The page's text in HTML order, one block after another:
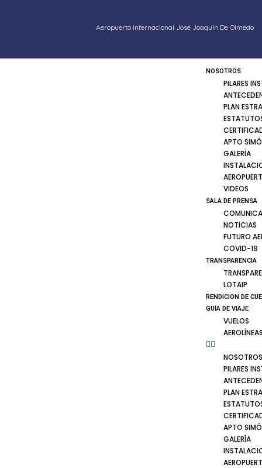
Aeropuerto Internacional José Joaquín De Olmedo
NOSOTROS
PILARES
PLAN
APTO
GALERÍA
VIDEOS
SALA DE PRENSA
NOTICIAS
FUTURO
COVID-19
TRANSPARENCIA
LOTAIP
RENDICION DE
GUÍA DE VIAJE
VUELOS
AEROLÍNEAS
NOSOTROS
PILARES
PLAN
APTO
GALERÍA